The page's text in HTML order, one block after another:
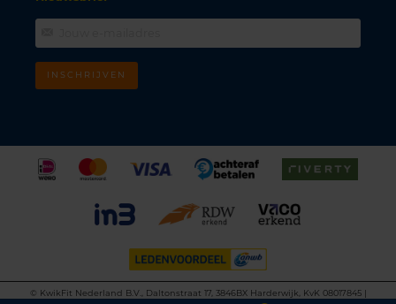
INSCHRIJVEN
©
KwikFit Nederland B.V., Daltonstraat 17, 3846BX Harderwijk, KvK 08017845 |